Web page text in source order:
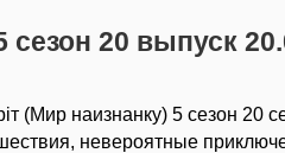
сезон 20 выпуск
(Мир наизнанку) 5 сезон 20
невероятные